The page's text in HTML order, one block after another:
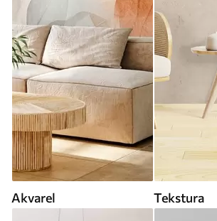
Akvarel Tekstura